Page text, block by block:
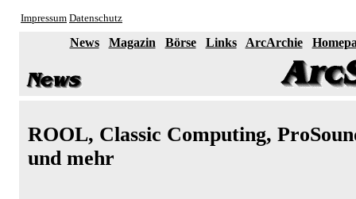
Impressum Datenschutz
News Magazin Börse Links ArcArchie
ROOL, Classic Computing,
und mehr